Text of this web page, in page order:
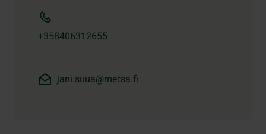
+358406312655
jani.suua@metsa.fi